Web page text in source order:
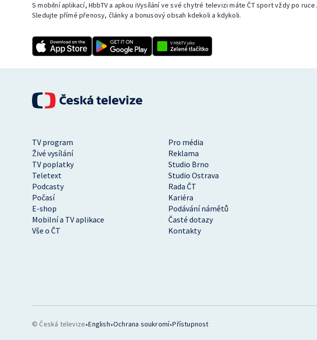
S mobilní aplikací, HbbTV a apkou iVysílání ve své chytré televizi máte ČT sport vždy po ruce.
Sledujte přímé přenosy, články a bonusový obsah kdekoli a kdykoli.
TV program
Pro média
Živé vysílání
Reklama
TV poplatky
Studio Brno
Teletext
Studio Ostrava
Podcasty
Rada ČT
Počasí
Kariéra
E-shop
Podávání námětů
Mobilní a TV aplikace
Časté dotazy
Vše o ČT
Kontakty
© Česká televize•English•Ochrana soukromí•Přístupnost